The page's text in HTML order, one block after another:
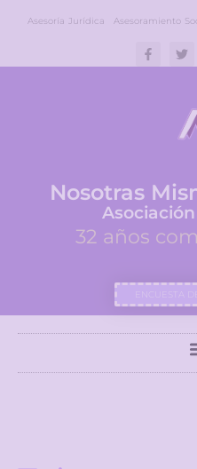
Asesoría Jurídica Asesoramiento
Nosotras
32 años
ENCUESTA